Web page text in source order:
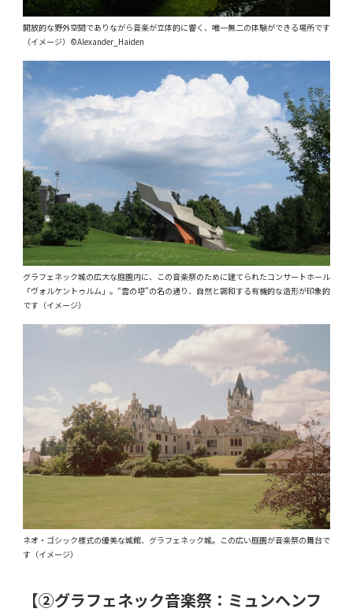
開放的な野外空間でありながら音楽が立体的に響く、唯一無二の体験ができる場所です
（イメージ）©Alexander_Haiden
グラフェネック城の広大な庭園内に、この音楽祭のために建てられたコンサートホール
「ヴォルケントゥルム」。“雲の塔”の名の通り、自然と調和する有機的な造形が印象的
です（イメージ）
ネオ・ゴシック様式の優美な城館、グラフェネック城。この広い庭園が音楽祭の舞台で
す（イメージ）
【②グラフェネック音楽祭：ミュンヘンフ